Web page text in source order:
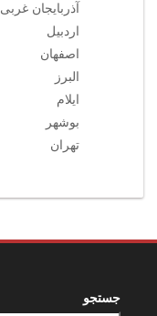
آذربایجان غربی
اردبیل
اصفهان
البرز
ایلام
بوشهر
تهران
جستجو